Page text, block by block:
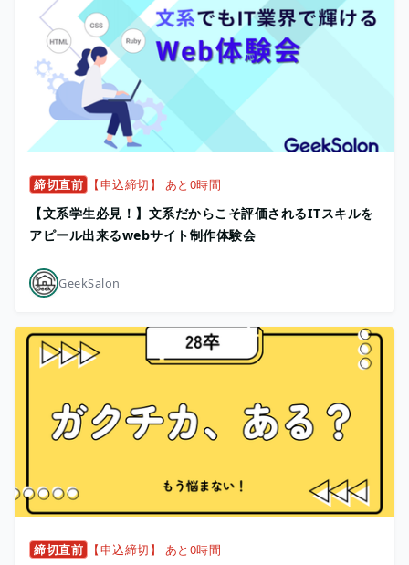
締切直前 【申込締切】 あと0時間
【文系学生必見！】文系だからこそ評価されるITスキルを
アピール出来るwebサイト制作体験会
GeekSalon
締切直前 【申込締切】 あと0時間